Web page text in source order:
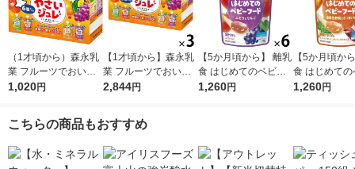
（1才頃から）森永乳
業 フルーツでおいし
いやさいジュレ 70g×
料
1,020円
【1才頃から】森永乳
業 フルーツでおいし
いやさいジュレ 70g×
料
2,844円
【5か月頃から】 離乳
食 はじめてのベビー
フード ぶどうとりん
1,260円
【5か月頃か
食 はじめての
フード 緑黄
1,260円
こちらの商品もおすすめ